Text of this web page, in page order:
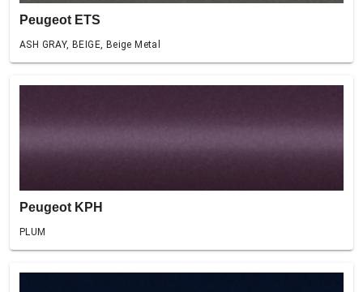
Peugeot ETS
ASH GRAY, BEIGE, Beige Metal
Peugeot KPH
PLUM